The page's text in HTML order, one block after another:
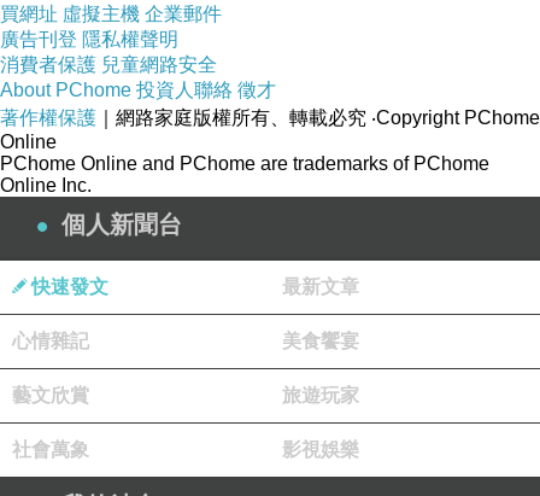
買網址 虛擬主機 企業郵件
廣告刊登 隱私權聲明
消費者保護 兒童網路安全
About PChome 投資人聯絡 徵才
著作權保護 ｜網路家庭版權所有、轉載必究 ‧Copyright PChome
Online
PChome Online and PChome are trademarks of PChome
Online Inc.
個人新聞台
快速發文 最新文章
心情雜記 美食饗宴
藝文欣賞 旅遊玩家
社會萬象 影視娛樂